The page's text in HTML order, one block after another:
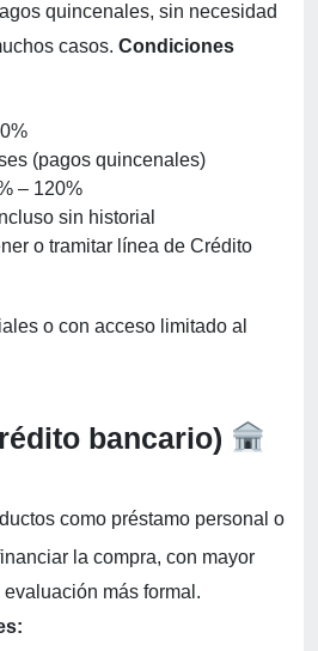
quincenales, sin necesidad
casos. Condiciones
(pagos quincenales)
– 120%
sin historial
o tramitar línea de Crédito
o con acceso limitado al
bancario)
como préstamo personal o
la compra, con mayor
más formal.